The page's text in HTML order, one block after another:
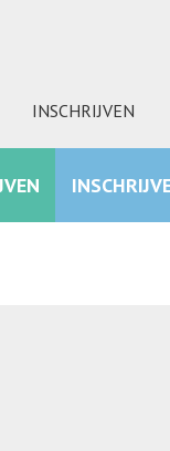
INSCHRIJVEN
FACEBOOK